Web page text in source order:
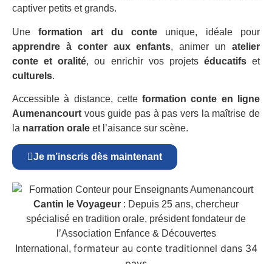
captiver petits et grands.
Uneformation art du conte unique, idéale pour
apprendre à conter aux enfants, animer unatelier
conte et oralité, ou enrichir vos projets éducatifset
culturels.
Accessible à distance, cetteformation conte en ligne
Aumenancourt vous guide pas à pas vers la maîtrise de
la narration orale et l’aisance sur scène.
Je m’inscris dès maintenant
Cantin le Voyageur : Depuis 25 ans, chercheur
spécialisé en tradition orale, président fondateur de
l’Association Enfance & Découvertes
International, formateur au conte traditionnel dans 34